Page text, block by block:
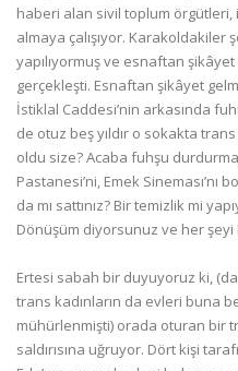
haberi alan sivil toplum
almaya çalışıyor.
yapılıyormuş ve esnaftan
gerçekleşti. Esnaftan şikâyet
İstiklal Caddesi’nin arkasında
de otuz beş yıldır o sokakta
oldu size? Acaba fuhşu
Pastanesi’ni, Emek Sineması’nı
da mı sattınız? Bir temizlik mi
Dönüşüm diyorsunuz ve her şeyi
Ertesi sabah bir duyuyoruz ki,
trans kadınların da evleri buna
mühürlenmişti) orada oturan bir
saldırısına uğruyor. Dört kişi